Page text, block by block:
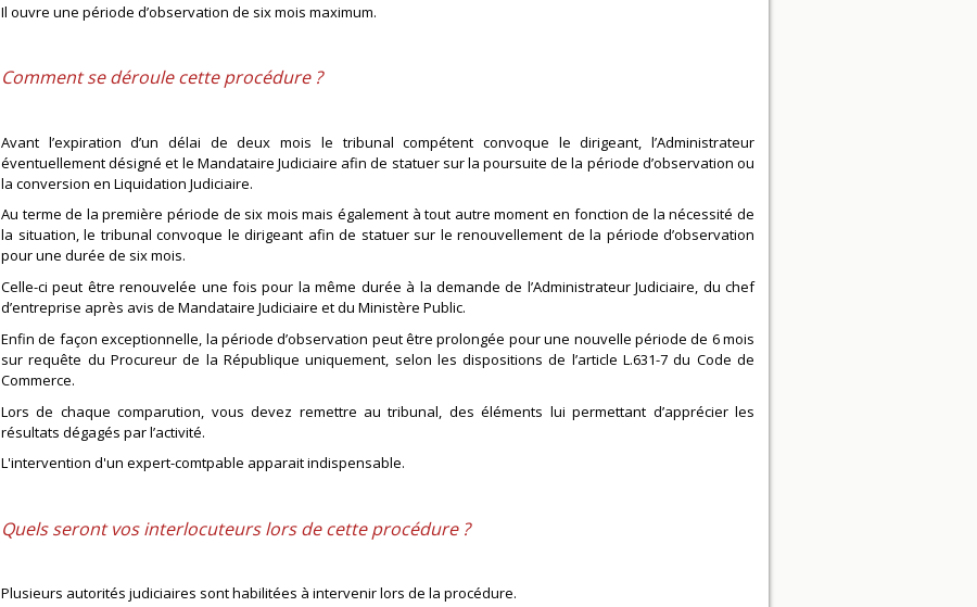
Il ouvre une période d’observation de six mois maximum.
Comment se déroule cette procédure ?
Avant l’expiration d’un délai de deux mois le tribunal compétent convoque le dirigeant, l’Administrateur
éventuellement désigné et le Mandataire Judiciaire afin de statuer sur la poursuite de la période d’observation ou
la conversion en Liquidation Judiciaire.
Au terme de la première période de six mois mais également à tout autre moment en fonction de la nécessité de
la situation, le tribunal convoque le dirigeant afin de statuer sur le renouvellement de la période d’observation
pour une durée de six mois.
Celle-ci peut être renouvelée une fois pour la même durée à la demande de l’Administrateur Judiciaire, du chef
d’entreprise après avis de Mandataire Judiciaire et du Ministère Public.
Enfin de façon exceptionnelle, la période d’observation peut être prolongée pour une nouvelle période de 6 mois
sur requête du Procureur de la République uniquement, selon les dispositions de l’article L.631-7 du Code de
Commerce.
Lors de chaque comparution, vous devez remettre au tribunal, des éléments lui permettant d’apprécier les
résultats dégagés par l’activité.
L'intervention d'un expert-comtpable apparait indispensable.
Quels seront vos interlocuteurs lors de cette procédure ?
Plusieurs autorités judiciaires sont habilitées à intervenir lors de la procédure.